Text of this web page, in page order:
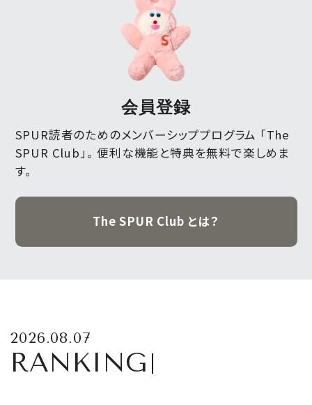
会員登録
SPUR読者のためのメンバーシッププログラム 「The
SPUR Club」。 便利な機能と特典を無料で楽しめま
す。
The SPUR Club とは？
2026.08.07
RANKING